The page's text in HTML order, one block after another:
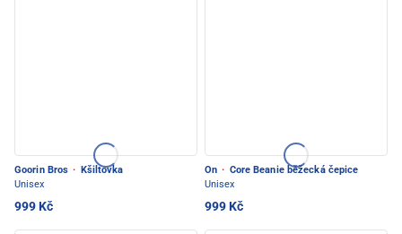
Goorin Bros ·
Kšiltovka
Unisex
999 Kč
On · Core Beanie běžecká čepice
Unisex
999 Kč